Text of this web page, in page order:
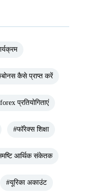
कैसे प्राप्त करें
प्रतियोगिताएं
#फॉरेक्स शिक्षा
आर्थिक संकेतक
#यूरिका अकाउंट